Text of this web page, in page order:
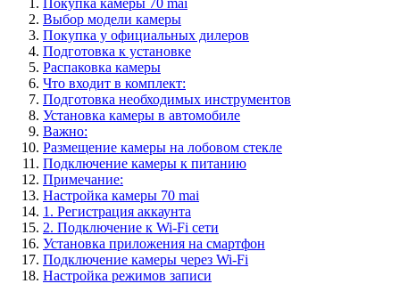
Выбор модели камеры
Покупка у официальных дилеров
Подготовка к установке
Распаковка камеры
Что входит в комплект:
Подготовка необходимых инструментов
Установка камеры в автомобиле
Важно:
Размещение камеры на лобовом стекле
Подключение камеры к питанию
Примечание:
Настройка камеры 70 mai
1. Регистрация аккаунта
2. Подключение к Wi-Fi сети
Установка приложения на смартфон
Подключение камеры через Wi-Fi
Настройка режимов записи